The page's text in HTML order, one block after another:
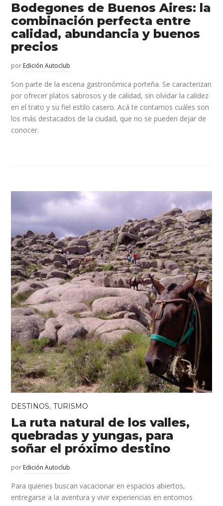
Bodegones de Buenos Aires: la
combinación perfecta entre
calidad, abundancia y buenos
precios
por Edición Autoclub
Son parte de la escena gastronómica porteña. Se caracterizan
por ofrecer platos sabrosos y de calidad, sin olvidar la calidez
en el trato y su fiel estilo casero. Acá te contamos cuáles son
los más destacados de la ciudad, que no se pueden dejar de
conocer.
DESTINOS,TURISMO
La ruta natural de los valles,
quebradas y yungas, para
soñar el próximo destino
por Edición Autoclub
Para quienes buscan vacacionar en espacios abiertos,
entregarse a la aventura y vivir experiencias en entornos